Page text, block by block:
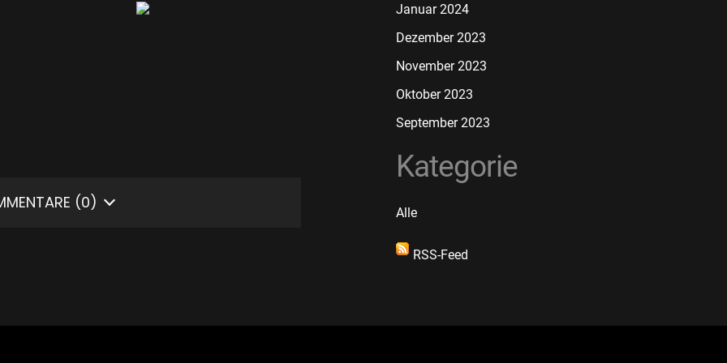
(0)
Januar 2024
Dezember 2023
November 2023
Oktober 2023
September 2023
Kategorie
Alle
RSS-Feed